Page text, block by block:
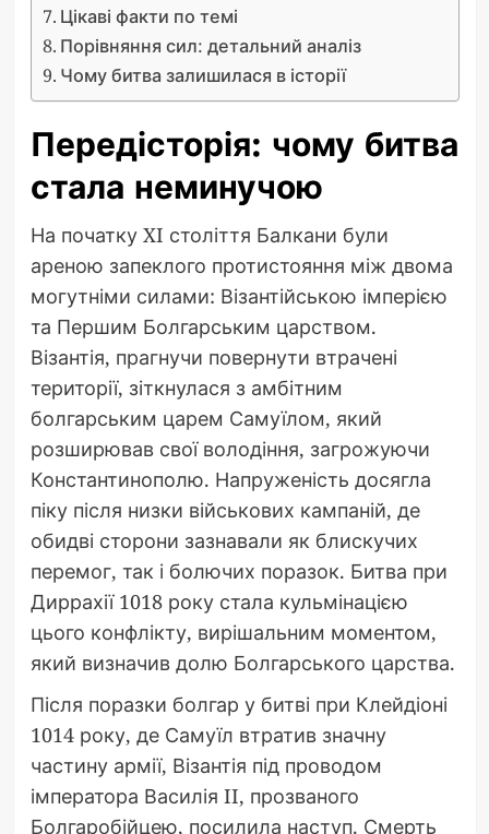
Цікаві факти по темі
Порівняння сил: детальний аналіз
Чому битва залишилася в історії
Передісторія: чому битва
стала неминучою
На початку XI століття Балкани були
ареною запеклого протистояння між двома
могутніми силами: Візантійською імперією
та Першим Болгарським царством.
Візантія, прагнучи повернути втрачені
території, зіткнулася з амбітним
болгарським царем Самуїлом, який
розширював свої володіння, загрожуючи
Константинополю. Напруженість досягла
піку після низки військових кампаній, де
обидві сторони зазнавали як блискучих
перемог, так і болючих поразок. Битва при
Диррахії 1018 року стала кульмінацією
цього конфлікту, вирішальним моментом,
який визначив долю Болгарського царства.
Після поразки болгар у битві при Клейдіоні
1014 року, де Самуїл втратив значну
частину армії, Візантія під проводом
імператора Василія II, прозваного
Болгаробійцею, посилила наступ. Смерть